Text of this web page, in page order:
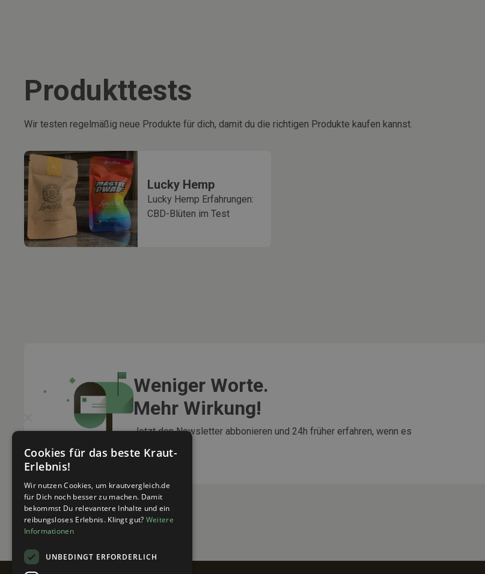
Produkttests
Wir testen regelmäßig neue Produkte für dich, damit du die richtigen Produkte kaufen kannst.
Lucky Hemp
Lucky Hemp Erfahrungen:
CBD-Blüten im Test
Weniger Worte.
Mehr Wirkung!
Jetzt den Newsletter abbonieren und 24h früher erfahren, wenn es
Cookies für das beste Kraut-
Erlebnis!
Wir nutzen Cookies, um krautvergleich.de
für Dich noch besser zu machen. Damit
bekommst Du relevantere Inhalte und ein
reibungsloses Erlebnis. Klingt gut? Weitere
Informationen
UNBEDINGT ERFORDERLICH